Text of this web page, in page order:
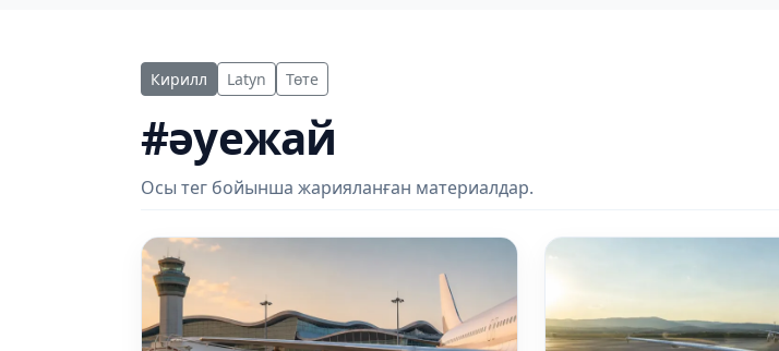
Кирилл Latyn Төте
#әуежай
Осы тег бойынша жарияланған материалдар.